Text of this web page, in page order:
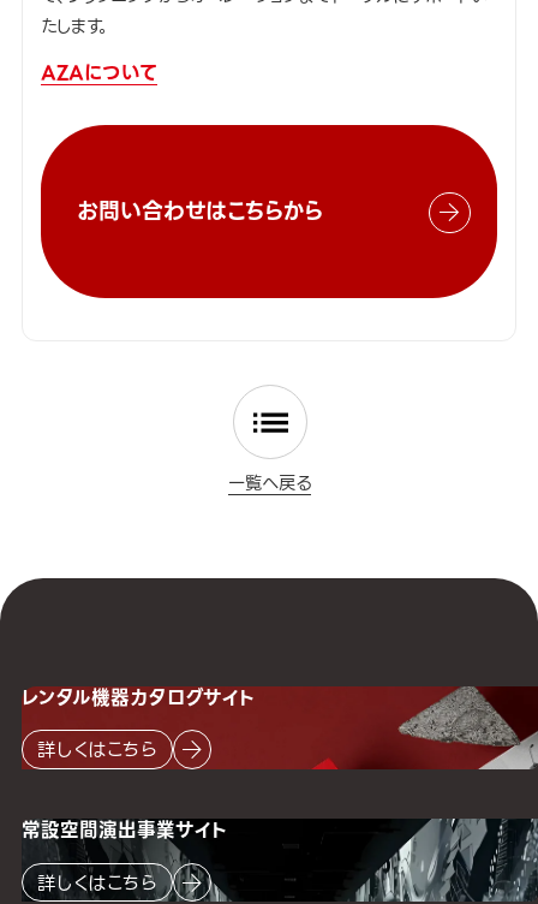
たします。
AZAについて
お問い合わせはこちらから
一覧へ戻る
レンタル機器カタログサイト
詳しくはこちら
常設空間演出事業サイト
詳しくはこちら